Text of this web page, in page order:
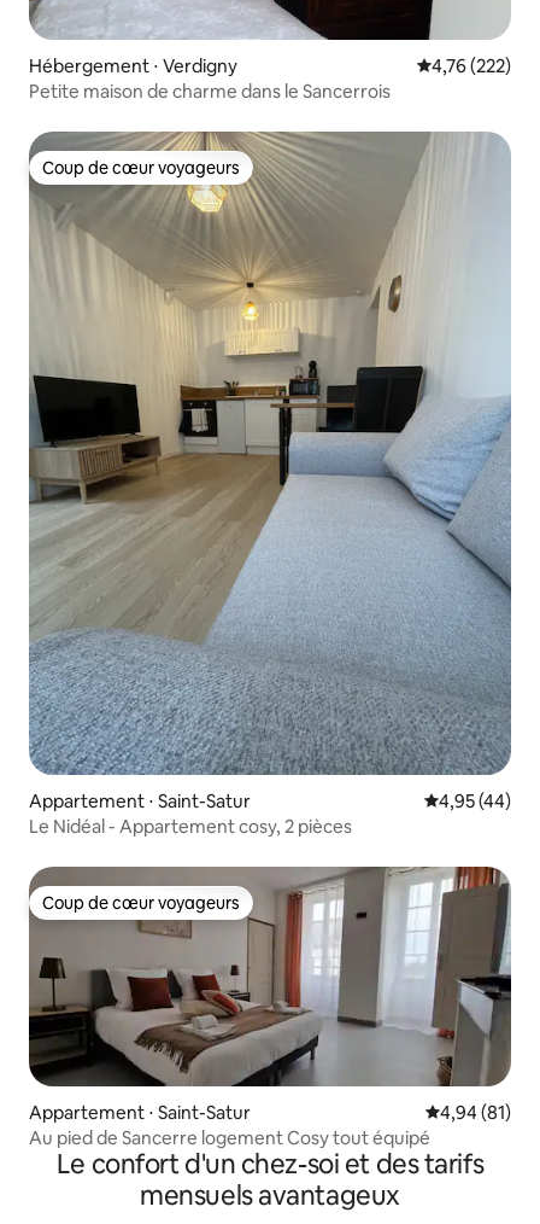
Hébergement ⋅ Verdigny Évaluation
4,76 (222)
Petite maison de charme dans le Sancerrois
Coup de cœur voyageurs
Coup de cœur voyageurs
Appartement ⋅ Saint-Satur Évaluation
4,95 (44)
Le Nidéal - Appartement cosy, 2 pièces
Coup de cœur voyageurs
Coup de cœur voyageurs
Appartement ⋅ Saint-Satur Évaluation
4,94 (81)
Au pied de Sancerre logement Cosy tout équipé
Le confort d'un chez-soi et des tarifs
mensuels avantageux